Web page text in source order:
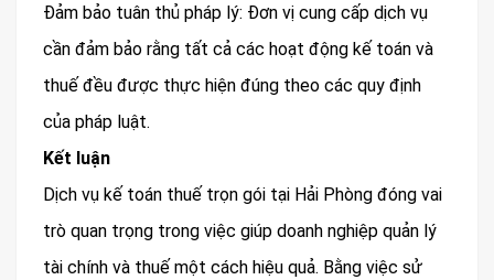
Đảm bảo tuân thủ pháp lý: Đơn vị cung cấp dịch vụ
cần đảm bảo rằng tất cả các hoạt động kế toán và
thuế đều được thực hiện đúng theo các quy định
của pháp luật.
Kết luận
Dịch vụ kế toán thuế trọn gói tại Hải Phòng đóng vai
trò quan trọng trong việc giúp doanh nghiệp quản lý
tài chính và thuế một cách hiệu quả. Bằng việc sử